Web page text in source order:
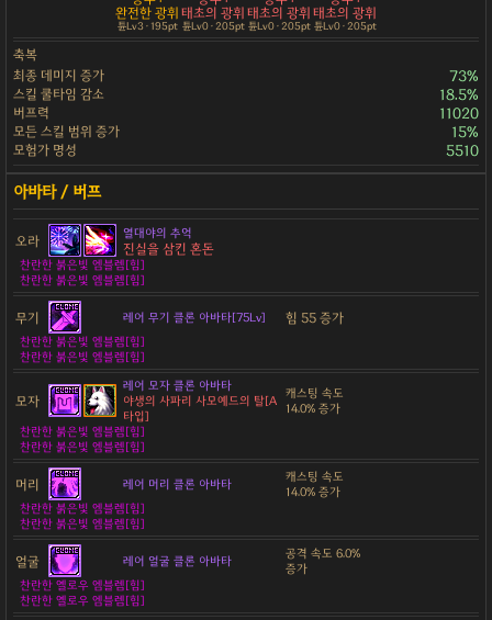
완전한 광휘
튠Lv3 · 195pt
태초의 광휘
튠Lv0 · 205pt
태초의 광휘
튠Lv0 · 205pt
태초의 광휘
튠Lv0 · 205pt
축복
최종 데미지 증가
73%
스킬 쿨타임 감소 18.5%
버프력 11020
모든 스킬 범위 증가 15%
모험가 명성 5510
오라 열대야의 추억
진실을 삼킨 혼돈
찬란한 붉은빛 엠블렘[힘]
찬란한 붉은빛 엠블렘[힘]
무기 레어 무기 클론 아바타[75Lv] 힘 55 증가
찬란한 붉은빛 엠블렘[힘]
찬란한 붉은빛 엠블렘[힘]
모자
레어 모자 클론 아바타
야생의 사파리 사모예드의 탈[A
타입]
캐스팅 속도
14.0% 증가
찬란한 붉은빛 엠블렘[힘]
찬란한 붉은빛 엠블렘[힘]
머리 레어 머리 클론 아바타
캐스팅 속도
14.0% 증가
찬란한 붉은빛 엠블렘[힘]
찬란한 붉은빛 엠블렘[힘]
얼굴 레어 얼굴 클론 아바타
공격 속도 6.0%
증가
찬란한 옐로우 엠블렘[힘]
찬란한 옐로우 엠블렘[힘]